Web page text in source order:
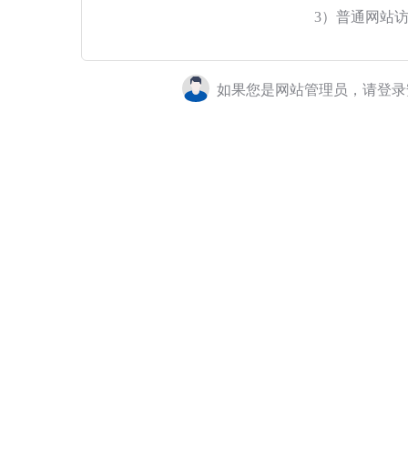
3）普通网站
如果您是网站管理员，请登